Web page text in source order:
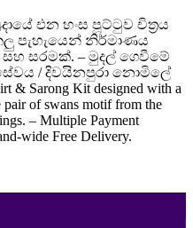
එන හංස පූට්ටුව චිත්‍රය
පැහැයෙන් නිර්මාණය
සරමක්. – මුදල් ගෙවීමේ
/ දිවයිනපුරා නොමිලේ
& Sarong Kit designed with a
of swans motif from the
– Multiple Payment
wide Free Delivery.